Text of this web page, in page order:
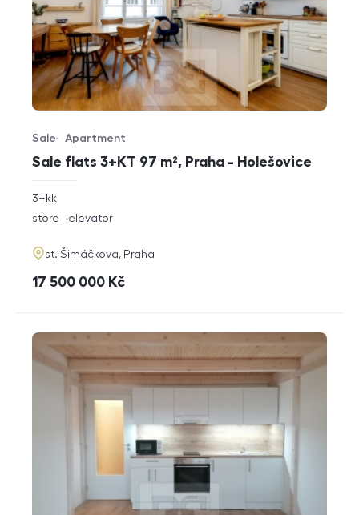
Sale flats 3+KT 97 m², Praha - Holešovice
Offer type
Sale
Property type
Apartment
rozměry
3+kk
funkce
store elevator
adresa
st. Šimáčkova, Praha
cena
17 500 000 Kč